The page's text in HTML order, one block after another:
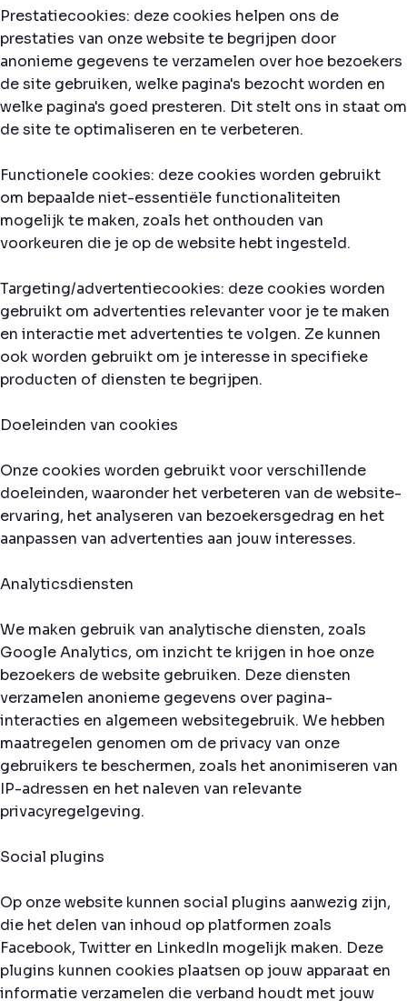
Prestatiecookies: deze cookies helpen ons de
prestaties van onze website te begrijpen door
anonieme gegevens te verzamelen over hoe bezoekers
de site gebruiken, welke pagina's bezocht worden en
welke pagina's goed presteren. Dit stelt ons in staat om
de site te optimaliseren en te verbeteren.
Functionele cookies: deze cookies worden gebruikt
om bepaalde niet-essentiële functionaliteiten
mogelijk te maken, zoals het onthouden van
voorkeuren die je op de website hebt ingesteld.
Targeting/advertentiecookies: deze cookies worden
gebruikt om advertenties relevanter voor je te maken
en interactie met advertenties te volgen. Ze kunnen
ook worden gebruikt om je interesse in specifieke
producten of diensten te begrijpen.
Doeleinden van cookies
Onze cookies worden gebruikt voor verschillende
doeleinden, waaronder het verbeteren van de website-
ervaring, het analyseren van bezoekersgedrag en het
aanpassen van advertenties aan jouw interesses.
Analyticsdiensten
We maken gebruik van analytische diensten, zoals
Google Analytics, om inzicht te krijgen in hoe onze
bezoekers de website gebruiken. Deze diensten
verzamelen anonieme gegevens over pagina-
interacties en algemeen websitegebruik. We hebben
maatregelen genomen om de privacy van onze
gebruikers te beschermen, zoals het anonimiseren van
IP-adressen en het naleven van relevante
privacyregelgeving.
Social plugins
Op onze website kunnen social plugins aanwezig zijn,
die het delen van inhoud op platformen zoals
Facebook, Twitter en LinkedIn mogelijk maken. Deze
plugins kunnen cookies plaatsen op jouw apparaat en
informatie verzamelen die verband houdt met jouw